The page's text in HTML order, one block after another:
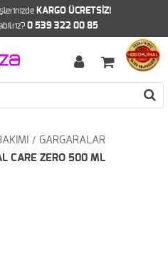
KARGO ÜCRETSİZ!
0 539 322 00 85
GARGARALAR
CARE ZERO 500 ML